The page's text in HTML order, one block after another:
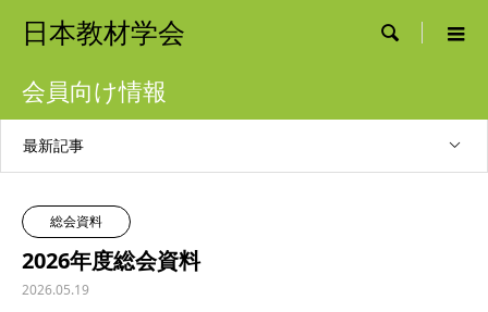
日本教材学会 
会員向け情報
最新記事
総会資料
2026年度総会資料
2026.05.19